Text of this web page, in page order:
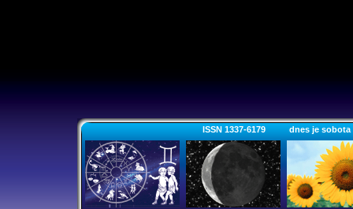
ISSN 1337-6179 dnes je sobota